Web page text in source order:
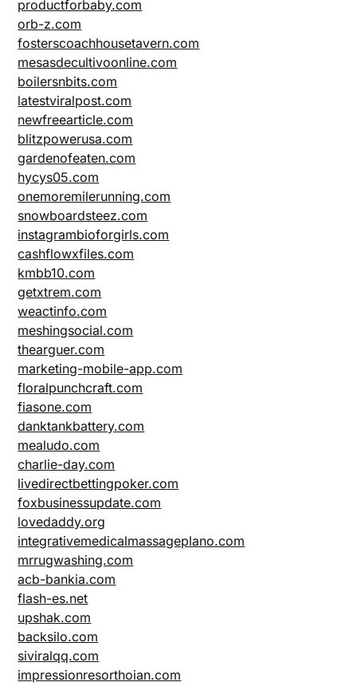
productforbaby.com
orb-z.com
fosterscoachhousetavern.com
mesasdecultivoonline.com
boilersnbits.com
latestviralpost.com
newfreearticle.com
blitzpowerusa.com
gardenofeaten.com
hycys05.com
onemoremilerunning.com
snowboardsteez.com
instagrambioforgirls.com
cashflowxfiles.com
kmbb10.com
getxtrem.com
weactinfo.com
meshingsocial.com
thearguer.com
marketing-mobile-app.com
floralpunchcraft.com
fiasone.com
danktankbattery.com
mealudo.com
charlie-day.com
livedirectbettingpoker.com
foxbusinessupdate.com
lovedaddy.org
integrativemedicalmassageplano.com
mrrugwashing.com
acb-bankia.com
flash-es.net
upshak.com
backsilo.com
siviralqq.com
impressionresorthoian.com